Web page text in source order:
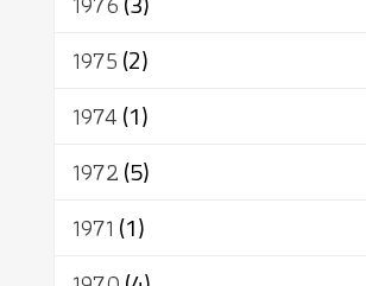
1975(2)
1974(1)
1972(5)
1971 (1)